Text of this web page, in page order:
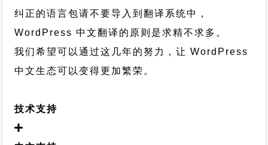
纠正的语言包请不要导入到翻译系统中，
WordPress 中文翻译的原则 是求精不求多。
我们希望可以通过这几年的努力，让 WordPress
中文生态可以变得更加繁荣。
技术支持